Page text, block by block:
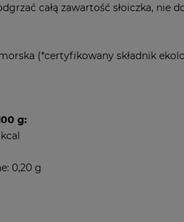
całą zawartość słoiczka, nie
(*certyfikowany składnik
g:
0,20 g